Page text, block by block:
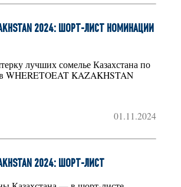
2024: ШОРТ-ЛИСТ НОМИНАЦИИ
лучших сомелье Казахстана по
WHERETOEAT KAZAKHSTAN
01.11.2024
2024: ШОРТ-ЛИСТ